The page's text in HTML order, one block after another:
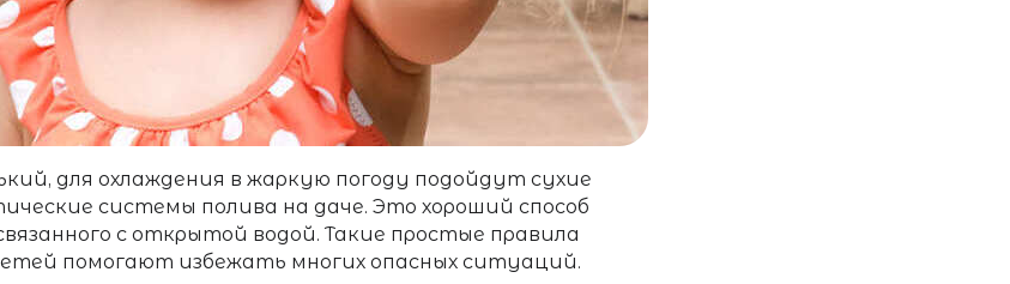
для охлаждения в жаркую погоду подойдут сухие
системы полива на даче. Это хороший способ
с открытой водой. Такие простые правила
помогают избежать многих опасных ситуаций.